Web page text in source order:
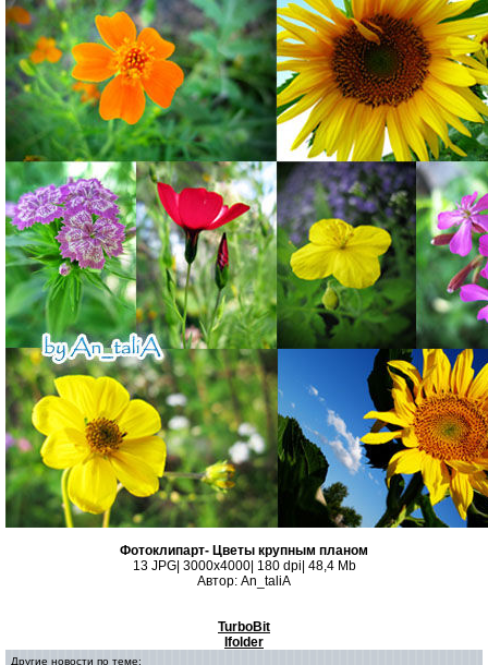
Фотоклипарт- Цветы крупным планом
13 JPG| 3000х4000| 180 dpi| 48,4 Mb
Автор: An_taliA
TurboBit
Ifolder
Другие новости по теме: